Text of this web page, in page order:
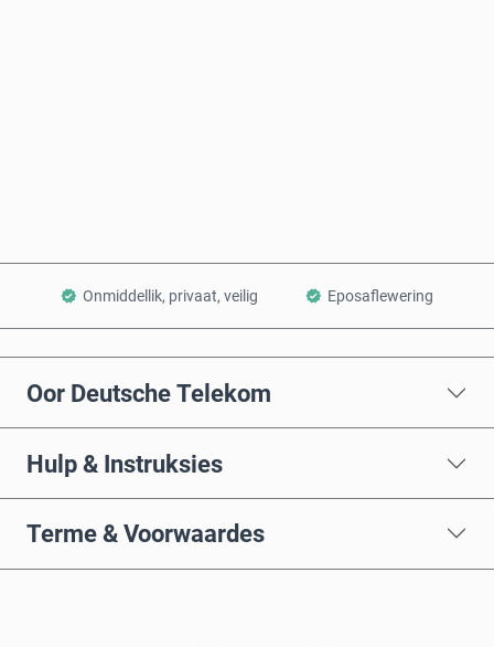
Onmiddellik, privaat, veilig Eposaflewering
Oor Deutsche Telekom
Hulp & Instruksies
Terme & Voorwaardes